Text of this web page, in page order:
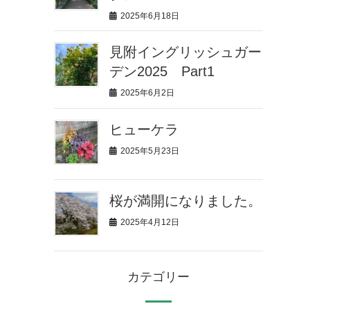
2025年6月18日
見附イングリッシュガー
デン2025 Part1
2025年6月2日
ヒューケラ
2025年5月23日
桜が満開になりました。
2025年4月12日
カテゴリー